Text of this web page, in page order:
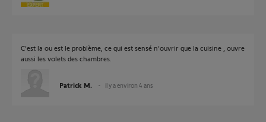
C’est la ou est le problème, ce qui est sensé n’ouvrir que la cuisine , ouvre
aussi les volets des chambres.
Patrick M. il y a environ 4 ans